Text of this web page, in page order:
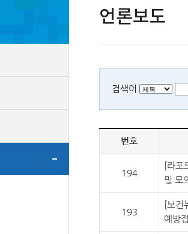
언론보도
검색어
번호
194
[라포
및 모
193
[보건
예방